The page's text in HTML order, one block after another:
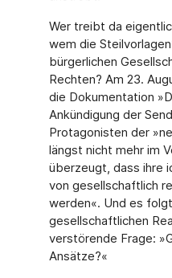
Wer treibt da
wem die
bürgerlichen
Rechten? Am 23.
die Dokumentation
Ankündigung der
Protagonisten der
längst nicht mehr im
überzeugt, dass ihre
von gesellschaftlich
werden«. Und es
gesellschaftlichen
verstörende Frage:
Ansätze?«